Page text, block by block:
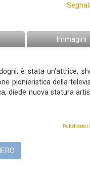
Immagini
è stata un'attrice,
pionieristica della
diede nuova statura
Pubblicato